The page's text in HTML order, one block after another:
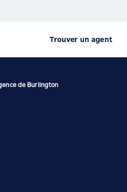
Trouver un agent
de Burlington